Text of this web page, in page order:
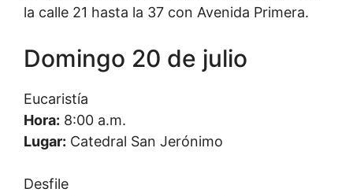
la calle 21 hasta la 37 con Avenida Primera.
Domingo 20 de julio
Eucaristía
Hora: 8:00 a.m.
Lugar: Catedral San Jerónimo
Desfile